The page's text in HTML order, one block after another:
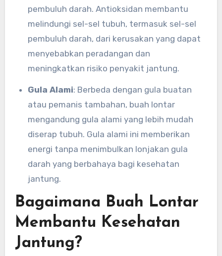
pembuluh darah. Antioksidan membantu
melindungi sel-sel tubuh, termasuk sel-sel
pembuluh darah, dari kerusakan yang dapat
menyebabkan peradangan dan
meningkatkan risiko penyakit jantung.
Gula Alami: Berbeda dengan gula buatan
atau pemanis tambahan, buah lontar
mengandung gula alami yang lebih mudah
diserap tubuh. Gula alami ini memberikan
energi tanpa menimbulkan lonjakan gula
darah yang berbahaya bagi kesehatan
jantung.
Bagaimana Buah Lontar
Membantu Kesehatan
Jantung?